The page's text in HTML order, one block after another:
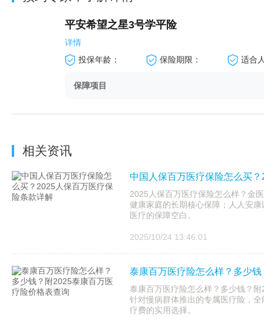
平安希望之星3号学平险
详情
投保年龄：
保险期限： 适合
保障项目
相关资讯
中国人保百万医疗保险怎么买
2025人保百万医疗保险怎么样？金
健康家庭的长期核心保障；人人安
医疗的保障空白。
2025/10/24 13:46:01
泰康百万医疗险怎么样？多少
泰康百万医疗险怎么样？多少钱？
针对慢病群体推出的专属医疗险，
疗费的实用选择。